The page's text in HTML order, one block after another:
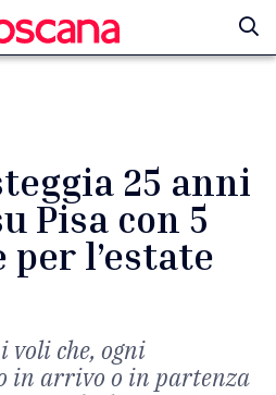
25 anni
Pisa con 5
l’estate
voli che, ogni
in arrivo o in partenza